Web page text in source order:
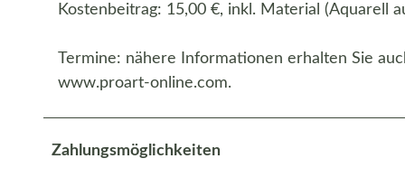
Kostenbeitrag: 15,00 €, inkl. Material (Aquarell
Termine: nähere Informationen erhalten Sie
www.proart-online.com.
Zahlungsmöglichkeiten